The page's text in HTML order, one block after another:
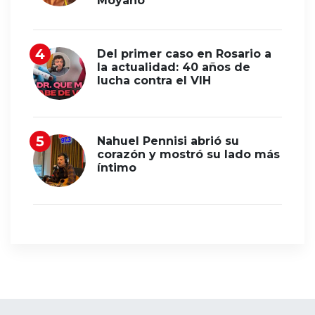
Del primer caso en Rosario a
la actualidad: 40 años de
lucha contra el VIH
Nahuel Pennisi abrió su
corazón y mostró su lado más
íntimo